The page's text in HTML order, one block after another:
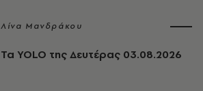
Λίνα Μανδράκου
Τα YOLO της Δευτέρας 03.08.2026